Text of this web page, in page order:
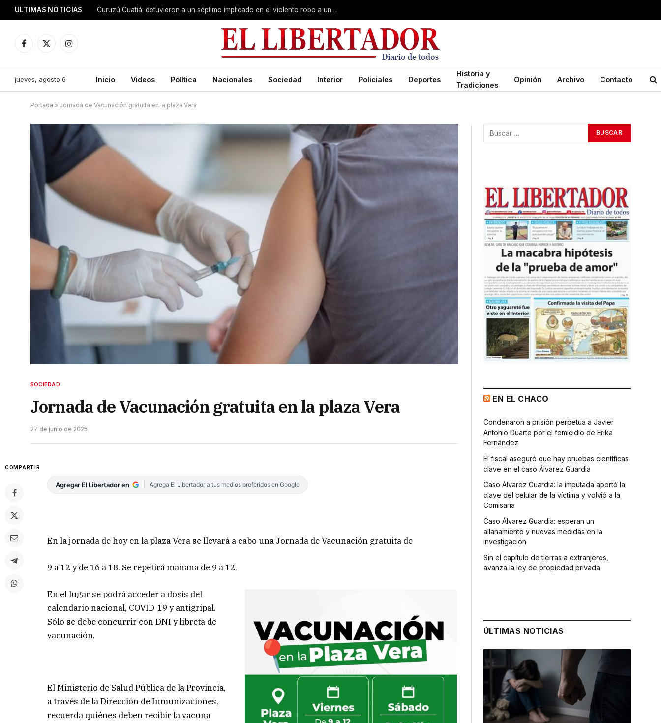
ULTIMAS NOTICIAS Curuzú Cuatiá: detuvieron a un séptimo implicado en el violento robo a una anciana
Facebook
X
Instagram
jueves, agosto 6 Inicio Videos Política Nacionales Sociedad Interior Policiales Deportes
Historia y
Tradiciones
Opinión Archivo Contacto
Portada » Jornada de Vacunación gratuita en la plaza Vera
SOCIEDAD
Jornada de Vacunación gratuita en la plaza Vera
27 de junio de 2025
COMPARTIR
Agregar El Libertador en Agrega El Libertador a tus medios preferidos en Google
En la jornada de hoy en la plaza Vera se llevará a cabo una Jornada de Vacunación gratuita de
9 a 12 y de 16 a 18. Se repetirá mañana de 9 a 12.
En el lugar se podrá acceder a dosis del
calendario nacional, COVID-19 y antigripal.
Sólo se debe concurrir con DNI y libreta de
vacunación.
El Ministerio de Salud Pública de la Provincia,
a través de la Dirección de Inmunizaciones,
recuerda quiénes deben recibir la vacuna
EN EL CHACO
Condenaron a prisión perpetua a Javier
Antonio Duarte por el femicidio de Erika
Fernández
El fiscal aseguró que hay pruebas científicas
clave en el caso Álvarez Guardia
Caso Álvarez Guardia: la imputada aportó la
clave del celular de la víctima y volvió a la
Comisaría
Caso Álvarez Guardia: esperan un
allanamiento y nuevas medidas en la
investigación
Sin el capítulo de tierras a extranjeros,
avanza la ley de propiedad privada
ÚLTIMAS NOTICIAS